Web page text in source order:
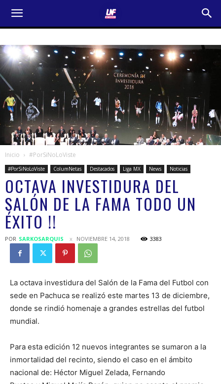
Inicio #PorSiNoLoViste
#PorSiNoLoViste ColumNetas Destacados Liga MX News Noticias
OCTAVA INVESTIDURA DEL
SALÓN DE LA FAMA TODO UN
ÉXITO !!
POR SARKOSARQUIS NOVIEMBRE 14, 2018 3383
La octava investidura del Salón de la Fama del Futbol con
sede en Pachuca se realizó este martes 13 de diciembre,
donde se rindió homenaje a grandes estrellas del futbol
mundial.
Para esta edición 12 nuevos integrantes se sumaron a la
inmortalidad del recinto, siendo el caso en el ámbito
nacional de: Héctor Miguel Zelada, Fernando